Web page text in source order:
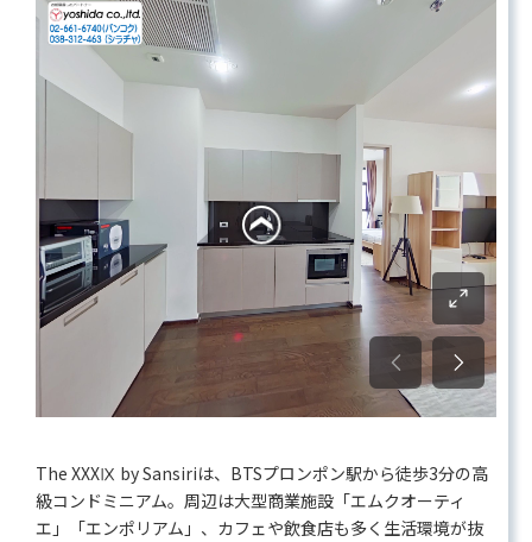
The XXXⅨ by Sansiriは、BTSプロンポン駅から徒歩3分の高
級コンドミニアム。周辺は大型商業施設「エムクオーティ
エ」「エンポリアム」、カフェや飲食店も多く生活環境が抜